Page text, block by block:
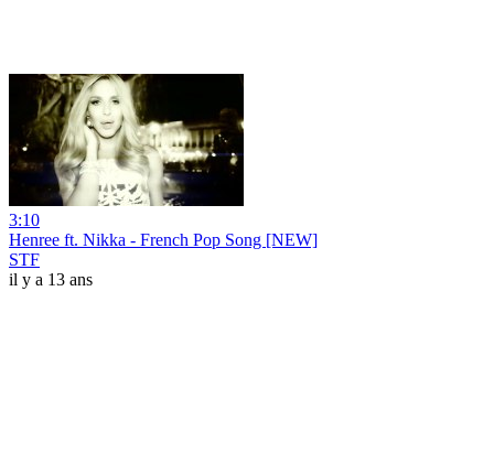
3:10
Henree ft. Nikka - French Pop Song [NEW]
STF
il y a 13 ans